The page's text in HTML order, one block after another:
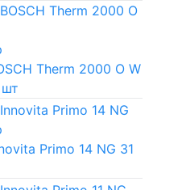
Therm 2000 O W
Primo 14 NG 31